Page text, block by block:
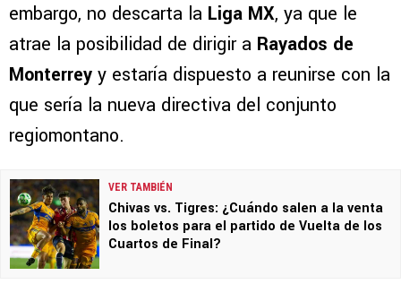
embargo, no descarta la Liga MX, ya que le
atrae la posibilidad de dirigir a Rayados de
Monterrey y estaría dispuesto a reunirse con la
que sería la nueva directiva del conjunto
regiomontano.
VER TAMBIÉN
Chivas vs. Tigres: ¿Cuándo salen a la venta
los boletos para el partido de Vuelta de los
Cuartos de Final?